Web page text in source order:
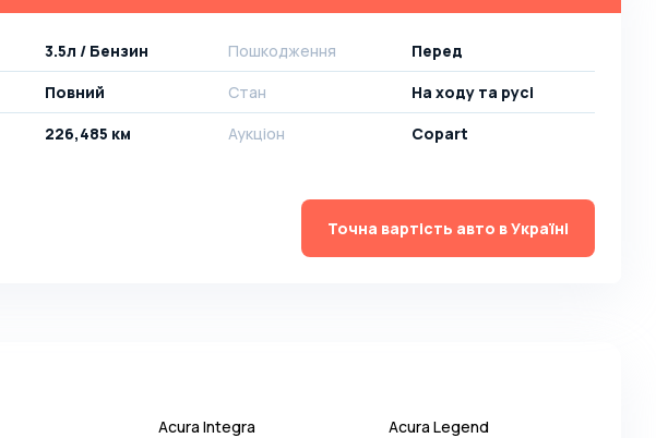
3.5л / Бензин
Повний
226,485 км
Пошкодження
Перед
Стан
На ​​ходу та русі
Аукціон
Copart
Точна вартість авто в Україні
Acura Integra Acura Legend